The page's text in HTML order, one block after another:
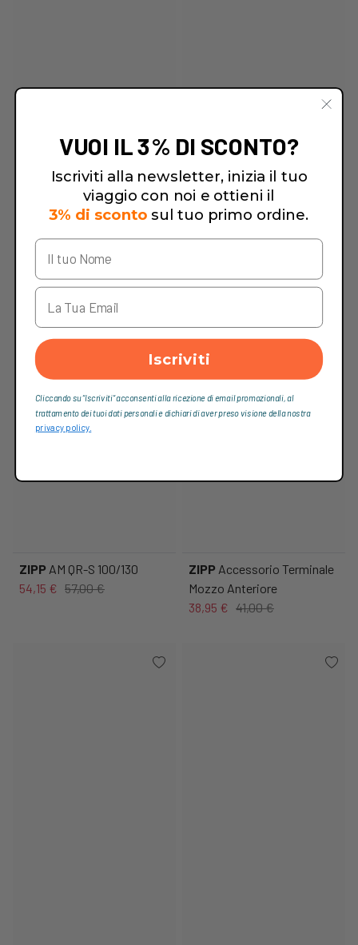
ZIPP AM QR-S 100/130
54,15 € 57,00 €
ZIPP Accessorio Terminale
Mozzo Anteriore
38,95 € 41,00 €
VUOI IL 3% DI SCONTO?
Iscriviti alla newsletter, inizia il tuo
viaggio con noi e ottieni il
3% di sconto sul tuo primo ordine.
Iscriviti
Cliccando su “Iscriviti“ acconsenti alla ricezione di email promozionali, al
trattamento dei tuoi dati personali e dichiari di aver preso visione della nostra
privacy policy.